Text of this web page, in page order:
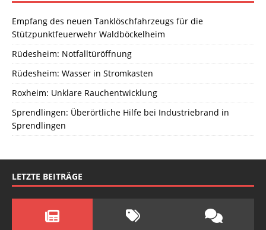
Empfang des neuen Tanklöschfahrzeugs für die
Stützpunktfeuerwehr Waldböckelheim
Rüdesheim: Notfalltüröffnung
Rüdesheim: Wasser in Stromkasten
Roxheim: Unklare Rauchentwicklung
Sprendlingen: Überörtliche Hilfe bei Industriebrand in
Sprendlingen
LETZTE BEITRÄGE